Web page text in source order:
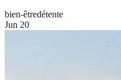
bien-êtredétente
Jun 20